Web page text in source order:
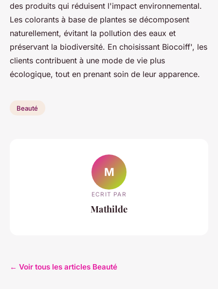
des produits qui réduisent l'impact environnemental.
Les colorants à base de plantes se décomposent
naturellement, évitant la pollution des eaux et
préservant la biodiversité. En choisissant Biocoiff', les
clients contribuent à une mode de vie plus
écologique, tout en prenant soin de leur apparence.
Beauté
M
ECRIT PAR
Mathilde
← Voir tous les articles Beauté